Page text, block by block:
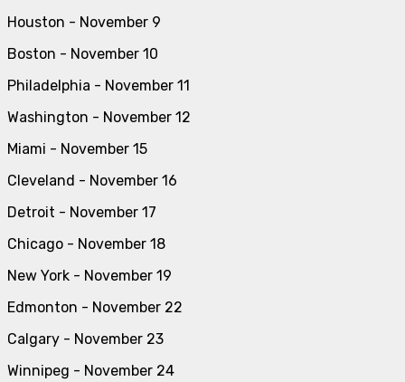
Houston - November 9
Boston - November 10
Philadelphia - November 11
Washington - November 12
Miami - November 15
Cleveland - November 16
Detroit - November 17
Chicago - November 18
New York - November 19
Edmonton - November 22
Calgary - November 23
Winnipeg - November 24